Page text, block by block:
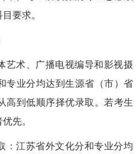
要求。
艺术、广播电视编导和影视摄
专业分均达到生源省（市）省
高到低顺序择优录取。若考生
先。
：江苏省外文化分和专业分均